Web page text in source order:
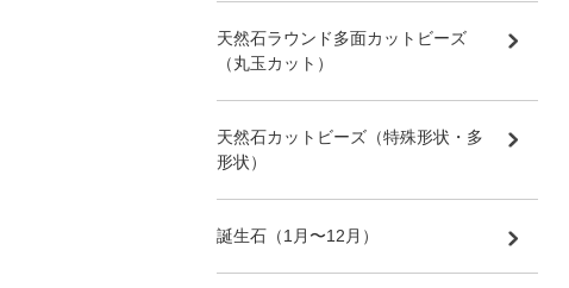
天然石ラウンド多面カットビーズ
（丸玉カット）
天然石カットビーズ（特殊形状・多
形状）
誕生石（1月〜12月）